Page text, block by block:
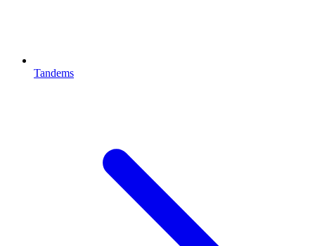
Tandems